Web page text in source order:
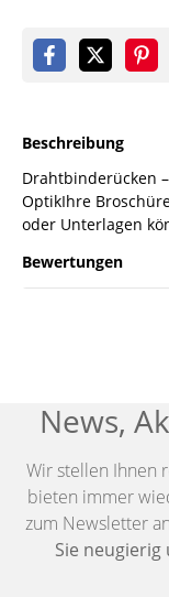
Beschreibung
Drahtbinderücken
OptikIhre
oder Unterlagen
Bewertungen
News,
Wir stellen Ihnen
bieten immer
zum Newsletter
Sie neugierig